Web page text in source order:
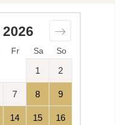
Fr Sa So
2026
1 2
7 8 9
14 15 16